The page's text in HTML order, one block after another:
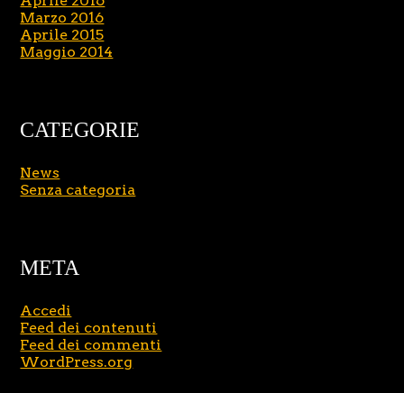
Marzo 2016
Aprile 2015
Maggio 2014
CATEGORIE
News
Senza categoria
META
Accedi
Feed dei contenuti
Feed dei commenti
WordPress.org